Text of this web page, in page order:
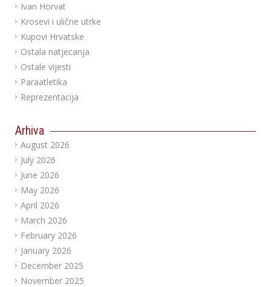
Ivan Horvat
Krosevi i ulične utrke
Kupovi Hrvatske
Ostala natjecanja
Ostale vijesti
Paraatletika
Reprezentacija
Arhiva
August 2026
July 2026
June 2026
May 2026
April 2026
March 2026
February 2026
January 2026
December 2025
November 2025